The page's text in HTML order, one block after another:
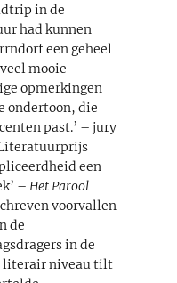
in de
had kunnen
een geheel
mooie
opmerkingen
ondertoon, die
past.’ – jury
een
– Het Parool
voorvallen
de
in de
literair niveau tilt